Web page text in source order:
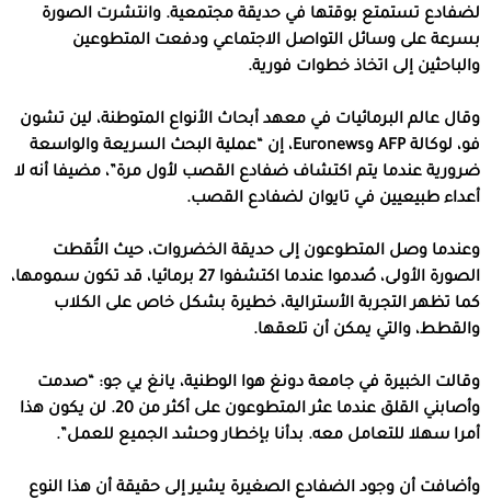
لضفادع تستمتع بوقتها في حديقة مجتمعية. وانتشرت الصورة
بسرعة على وسائل التواصل الاجتماعي ودفعت المتطوعين
والباحثين إلى اتخاذ خطوات فورية.
وقال عالم البرمائيات في معهد أبحاث الأنواع المتوطنة، لين تشون
فو، لوكالة AFP وEuronews، إن “عملية البحث السريعة والواسعة
ضرورية عندما يتم اكتشاف ضفادع القصب لأول مرة”، مضيفا أنه لا
أعداء طبيعيين في تايوان لضفادع القصب.
وعندما وصل المتطوعون إلى حديقة الخضروات، حيث التُقطت
الصورة الأولى، صُدموا عندما اكتشفوا 27 برمائيا، قد تكون سمومها،
كما تظهر التجربة الأسترالية، خطيرة بشكل خاص على الكلاب
والقطط، والتي يمكن أن تلعقها.
وقالت الخبيرة في جامعة دونغ هوا الوطنية، يانغ يي جو: “صدمت
وأصابني القلق عندما عثر المتطوعون على أكثر من 20. لن يكون هذا
أمرا سهلا للتعامل معه. بدأنا بإخطار وحشد الجميع للعمل”.
وأضافت أن وجود الضفادع الصغيرة يشير إلى حقيقة أن هذا النوع